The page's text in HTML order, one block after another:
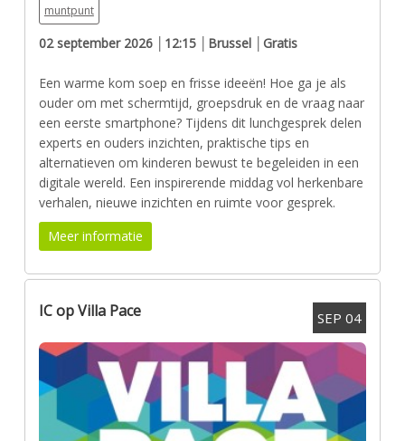
muntpunt
02 september 2026 │12:15 │Brussel │Gratis
Een warme kom soep en frisse ideeën! Hoe ga je als
ouder om met schermtijd, groepsdruk en de vraag naar
een eerste smartphone? Tijdens dit lunchgesprek delen
experts en ouders inzichten, praktische tips en
alternatieven om kinderen bewust te begeleiden in een
digitale wereld. Een inspirerende middag vol herkenbare
verhalen, nieuwe inzichten en ruimte voor gesprek.
Meer informatie
SEP 04
IC op Villa Pace